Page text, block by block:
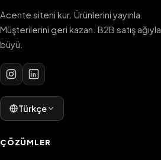
Acente siteni kur. Ürünlerini yayınla.
Müşterilerini geri kazan. B2B satış ağıyla
büyü.
Türkçe
ÇÖZÜMLER